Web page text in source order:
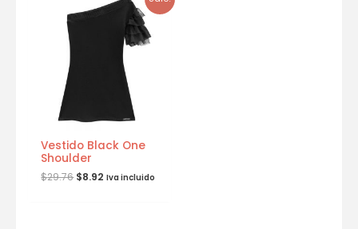
Vestido Black One
Shoulder
$29.76 $8.92 Iva incluido